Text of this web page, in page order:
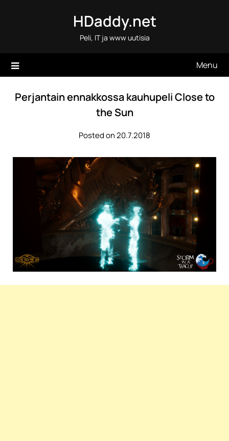
HDaddy.net
Peli, IT ja www uutisia
Menu
Perjantain ennakkossa kauhupeli Close to
the Sun
Posted on 20.7.2018